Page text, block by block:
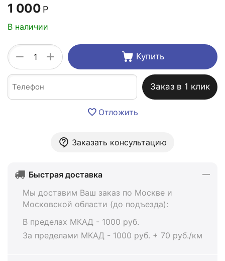
1 000 Р
В наличии
+
− Купить
Заказ в 1 клик
Отложить
Заказать консультацию
Быстрая доставка
Мы доставим Ваш заказ по Москве и
Московской области (до подъезда):
В пределах МКАД - 1000 руб.
За пределами МКАД - 1000 руб. + 70 руб./км